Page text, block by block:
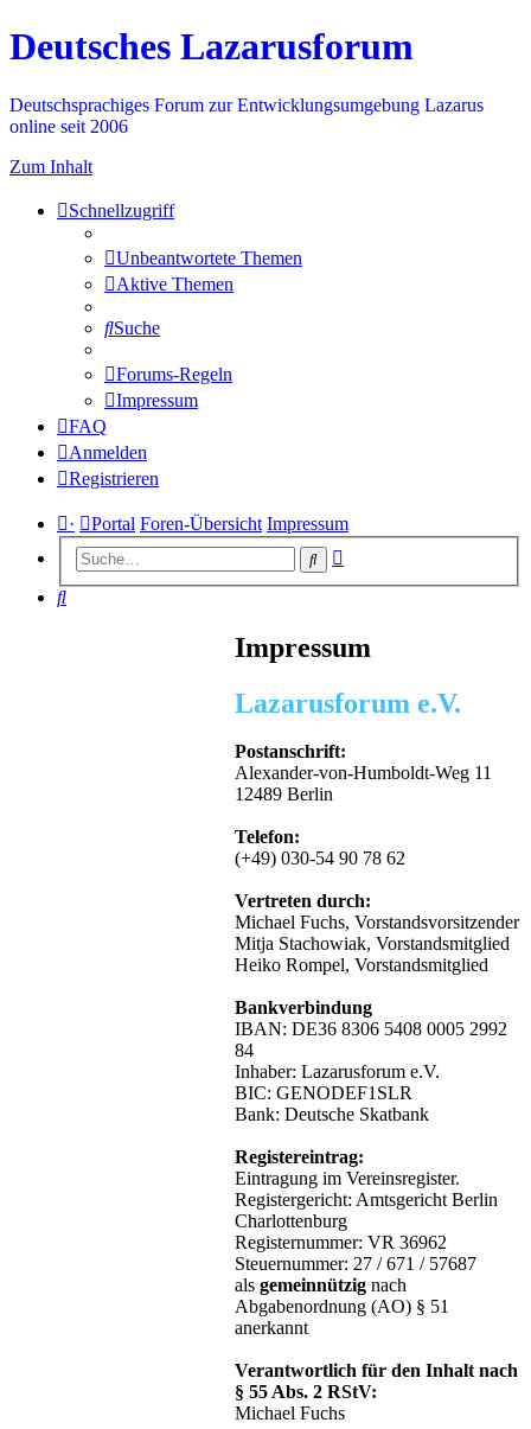
Deutsches Lazarusforum
Deutschsprachiges Forum zur Entwicklungsumgebung Lazarus
online seit 2006
Zum Inhalt
Schnellzugriff
Unbeantwortete Themen
Aktive Themen
Suche
Forums-Regeln
Impressum
FAQ
Anmelden
Registrieren
· Portal Foren-Übersicht Impressum
Suche
Suche
Impressum
Lazarusforum e.V.
Postanschrift:
Alexander-von-Humboldt-Weg 11
12489 Berlin
Telefon:
(+49) 030-54 90 78 62
Vertreten durch:
Michael Fuchs, Vorstandsvorsitzender
Mitja Stachowiak, Vorstandsmitglied
Heiko Rompel, Vorstandsmitglied
Bankverbindung
IBAN: DE36 8306 5408 0005 2992
84
Inhaber: Lazarusforum e.V.
BIC: GENODEF1SLR
Bank: Deutsche Skatbank
Registereintrag:
Eintragung im Vereinsregister.
Registergericht: Amtsgericht Berlin
Charlottenburg
Registernummer: VR 36962
Steuernummer: 27 / 671 / 57687
als gemeinnützig nach
Abgabenordnung (AO) § 51
anerkannt
Verantwortlich für den Inhalt nach
§ 55 Abs. 2 RStV:
Michael Fuchs